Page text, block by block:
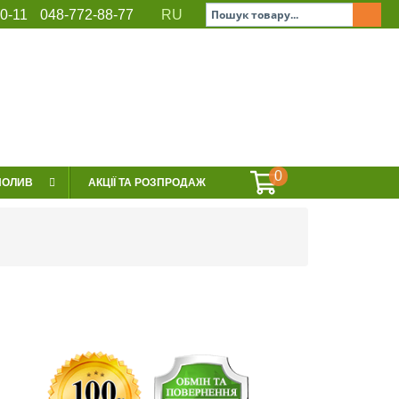
11 048-772-88-77 RU
АКЦІЇ ТА РОЗПРОДАЖ 0